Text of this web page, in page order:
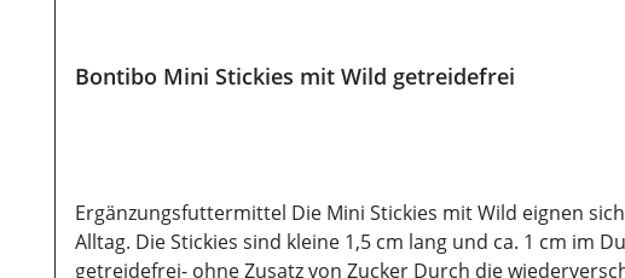
Bontibo Mini Stickies mit Wild getreidefrei
Ergänzungsfuttermittel Die Mini Stickies mit Wild eignen
Alltag. Die Stickies sind kleine 1,5 cm lang und ca. 1 cm im
getreidefrei- ohne Zusatz von Zucker Durch die